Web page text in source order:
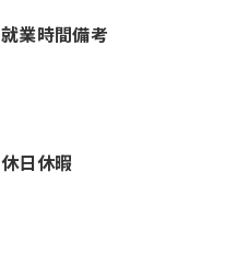
就業時間備考
休日休暇